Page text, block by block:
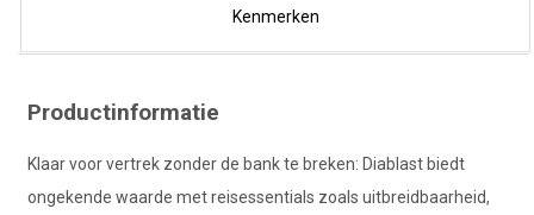
Kenmerken
Productinformatie
Klaar voor vertrek zonder de bank te breken: Diablast biedt
ongekende waarde met reisessentials zoals uitbreidbaarheid,